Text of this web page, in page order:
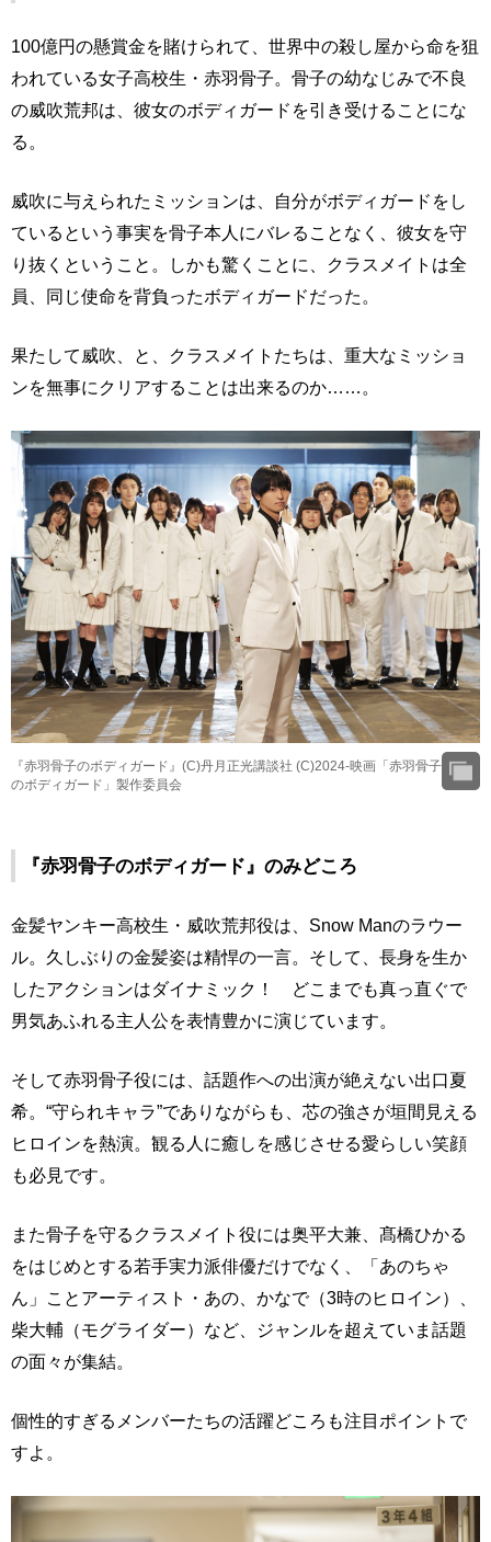
100億円の懸賞金を賭けられて、世界中の殺し屋から命を狙
われている女子高校生・赤羽骨子。骨子の幼なじみで不良
の威吹荒邦は、彼女のボディガードを引き受けることにな
る。
威吹に与えられたミッションは、自分がボディガードをし
ているという事実を骨子本人にバレることなく、彼女を守
り抜くということ。しかも驚くことに、クラスメイトは全
員、同じ使命を背負ったボディガードだった。
果たして威吹、と、クラスメイトたちは、重大なミッショ
ンを無事にクリアすることは出来るのか……。
『赤羽骨子のボディガード』(C)丹月正光講談社 (C)2024-映画「赤羽骨子
のボディガード」製作委員会
『赤羽骨子のボディガード』のみどころ
金髪ヤンキー高校生・威吹荒邦役は、Snow Manのラウー
ル。久しぶりの金髪姿は精悍の一言。そして、長身を生か
したアクションはダイナミック！ どこまでも真っ直ぐで
男気あふれる主人公を表情豊かに演じています。
そして赤羽骨子役には、話題作への出演が絶えない出口夏
希。“守られキャラ”でありながらも、芯の強さが垣間見える
ヒロインを熱演。観る人に癒しを感じさせる愛らしい笑顔
も必見です。
また骨子を守るクラスメイト役には奥平大兼、髙橋ひかる
をはじめとする若手実力派俳優だけでなく、「あのちゃ
ん」ことアーティスト・あの、かなで（3時のヒロイン）、
柴大輔（モグライダー）など、ジャンルを超えていま話題
の面々が集結。
個性的すぎるメンバーたちの活躍どころも注目ポイントで
すよ。